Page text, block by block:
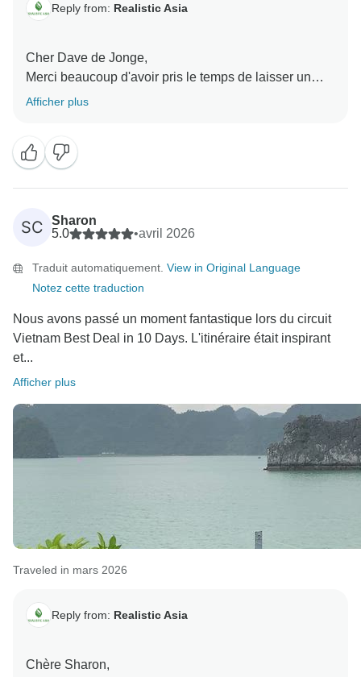
Reply from: Realistic Asia
Cher Dave de Jonge,
Merci beaucoup d'avoir pris le temps de laisser un
commentaire aussi fantastique ! Nous sommes ravis
équipe travaille dur pour offrir des expériences
exceptionnelles, et nous sommes ravis que vous les
ayez appréciées. Nous espérons vous accueillir de
nouveau bientôt !
Nous vous prions d'agréer, Madame, Monsieur,
Afficher plus
SC
Sharon
5.0
•avril 2026
Traduit automatiquement. View in Original Language
Notez cette traduction
Nous avons passé un moment fantastique lors du circuit
Vietnam Best Deal in 10 Days. L'itinéraire était inspirant
et...
Afficher plus
Traveled in mars 2026
Reply from: Realistic Asia
Chère Sharon,